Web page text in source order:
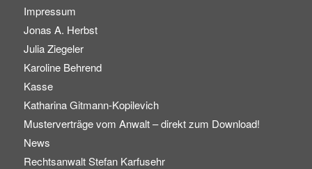
Impressum
Jonas A. Herbst
Julia Ziegeler
Karoline Behrend
Kasse
Katharina Gitmann-Kopilevich
Musterverträge vom Anwalt – direkt zum Download!
News
Rechtsanwalt Stefan Karfusehr